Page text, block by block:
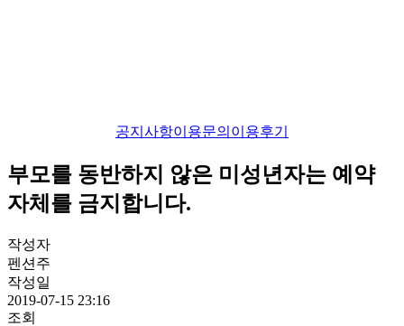
공지사항이용문의 이용후기
부모를 동반하지 않은 미성년자는 예약
자체를 금지합니다.
작성자
펜션주
작성일
2019-07-15 23:16
조회